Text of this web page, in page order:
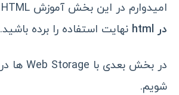
امیدوارم در این بخش آموزش HTML , از
در html
نهایت استفاده را برده باشید.
شویم.